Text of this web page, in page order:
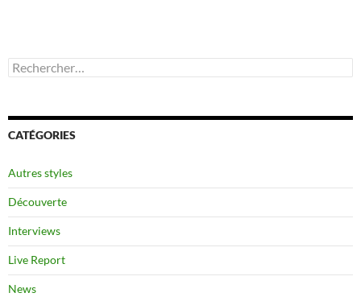
Rechercher :
CATÉGORIES
Autres styles
Découverte
Interviews
Live Report
News